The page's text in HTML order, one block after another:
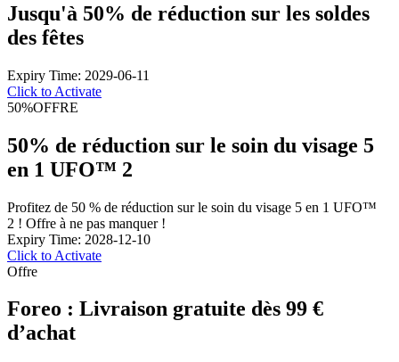
Jusqu'à 50% de réduction sur les soldes
des fêtes
Expiry Time: 2029-06-11
Click to Activate
50%OFFRE
50% de réduction sur le soin du visage 5
en 1 UFO™ 2
Profitez de 50 % de réduction sur le soin du visage 5 en 1 UFO™
2 ! Offre à ne pas manquer !
Expiry Time: 2028-12-10
Click to Activate
Offre
Foreo : Livraison gratuite dès 99 €
d’achat